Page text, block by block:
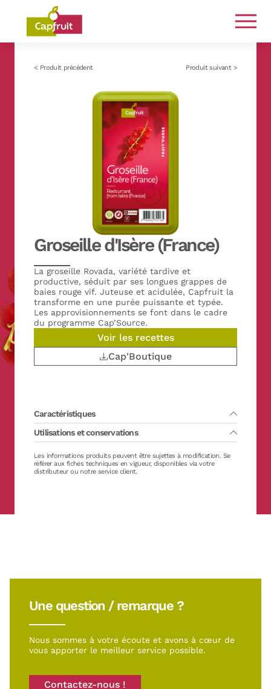
Engagés de la terre à l’assiette
< Produit précédent Produit suivant >
Groseille d'Isère (France)
La groseille Rovada, variété tardive et
productive, séduit par ses longues grappes de
baies rouge vif. Juteuse et acidulée, Capfruit la
transforme en une purée puissante et typée.
Les approvisionnements se font dans le cadre
du programme Cap’Source.
Voir les recettes
Cap'Boutique
Caractéristiques
Conditionnement :2 x 1 kg
Variété(s) principale(s) :Rovada
Pays de récolte des fruits : France
Bio :Non
Sucre :Sans sucre ajouté
Brix :11 ± 2 °Brix
Utilisations et conservations
Durée de vie :36 mois à partir de la date de production
Décongélation conseillée entre 0/+4°C pendant 24h environ.
Possible dans leau tiède ou au four à micro-ondes (programme
Les informations produits peuvent être sujettes à modification. Se
référer aux fiches techniques en vigueur, disponibles via votre
distributeur ou notre service client.
Une question / remarque ?
Nous sommes à votre écoute et avons à cœur de
vous apporter le meilleur service possible.
Contactez-nous !